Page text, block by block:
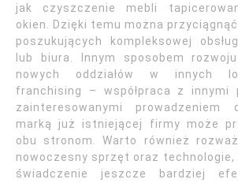
jak czyszczenie mebli
okien. Dzięki temu można
poszukujących kompleksowej
lub biura. Innym sposobem
nowych oddziałów w innych
franchising – współpraca z innymi
zainteresowanymi prowadzeniem
marką już istniejącej firmy może
obu stronom. Warto również
nowoczesny sprzęt oraz technologie,
świadczenie jeszcze bardziej